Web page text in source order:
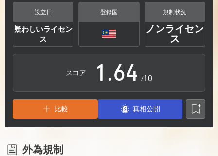
設立日
疑わしいライセン
ス
登録国 規制状況
ノンライセン
ス
スコア
0
1
2
3
.
4
5
6
7
8
2
3
4
5
6
/10
比較 真相公開
外為規制